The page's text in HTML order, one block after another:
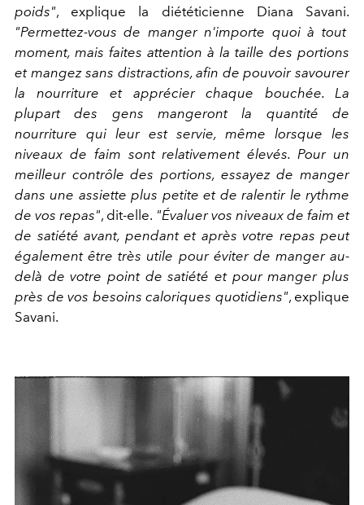
poids", explique la diététicienne Diana Savani.
"Permettez-vous de manger n'importe quoi à tout
moment, mais faites attention à la taille des portions
et mangez sans distractions, afin de pouvoir savourer
la nourriture et apprécier chaque bouchée. La
plupart des gens mangeront la quantité de
nourriture qui leur est servie, même lorsque les
niveaux de faim sont relativement élevés. Pour un
meilleur contrôle des portions, essayez de manger
dans une assiette plus petite et de ralentir le rythme
de vos repas", dit-elle. "Évaluer vos niveaux de faim et
de satiété avant, pendant et après votre repas peut
également être très utile pour éviter de manger au-
delà de votre point de satiété et pour manger plus
près de vos besoins caloriques quotidiens", explique
Savani.